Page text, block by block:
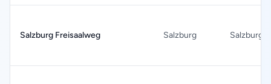
Salzburg Freisaalweg Salzburg Salzburg